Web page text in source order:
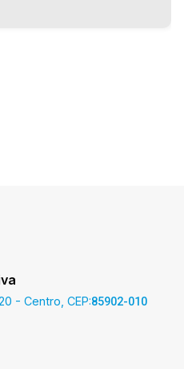
- Centro, CEP:85902-010